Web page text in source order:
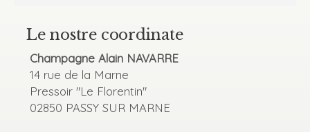
Le nostre coordinate
Champagne Alain NAVARRE
14 rue de la Marne
Pressoir "Le Florentin"
02850 PASSY SUR MARNE